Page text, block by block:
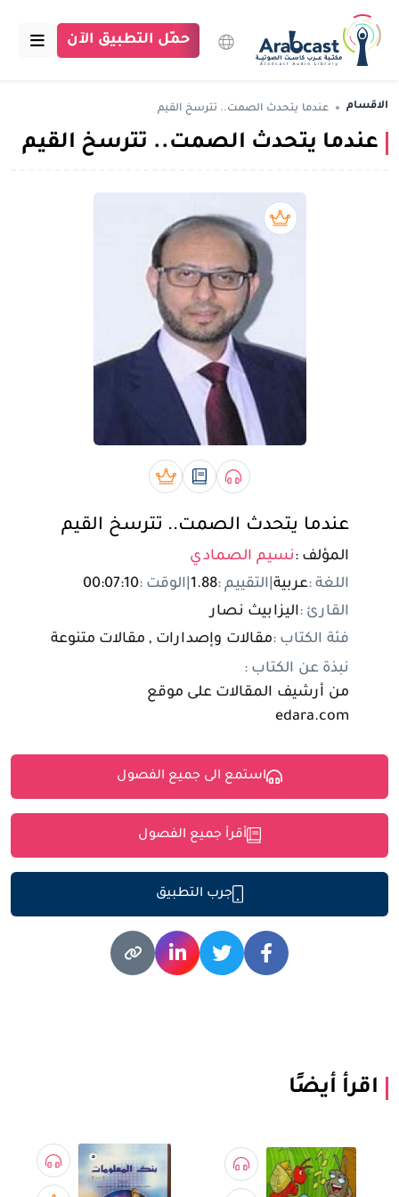
الرئيسية
مكتبة عرب كاست
تبرع للمكتبة
تسجيل الدخول
مستخدم جديد
حمّل التطبيق الآن
الاقسام عندما يتحدث الصمت.. تترسخ القيم
عندما يتحدث الصمت.. تترسخ القيم
بريميوم book
صوتي bookرقمي bookبريميوم book
عندما يتحدث الصمت.. تترسخ القيم
المؤلف :نسيم الصمادي
اللغة :عربية التقييم :1.88 الوقت :00:07:10
القارئ :اليزابيث نصار
فئة الكتاب :مقالات وإصدارات , مقالات متنوعة
نبذة عن الكتاب :
من أرشيف المقالات على موقع
edara.com
استمع الى جميع الفصول
أقرأ جميع الفصول
جرب التطبيق
اقرأ أيضًا